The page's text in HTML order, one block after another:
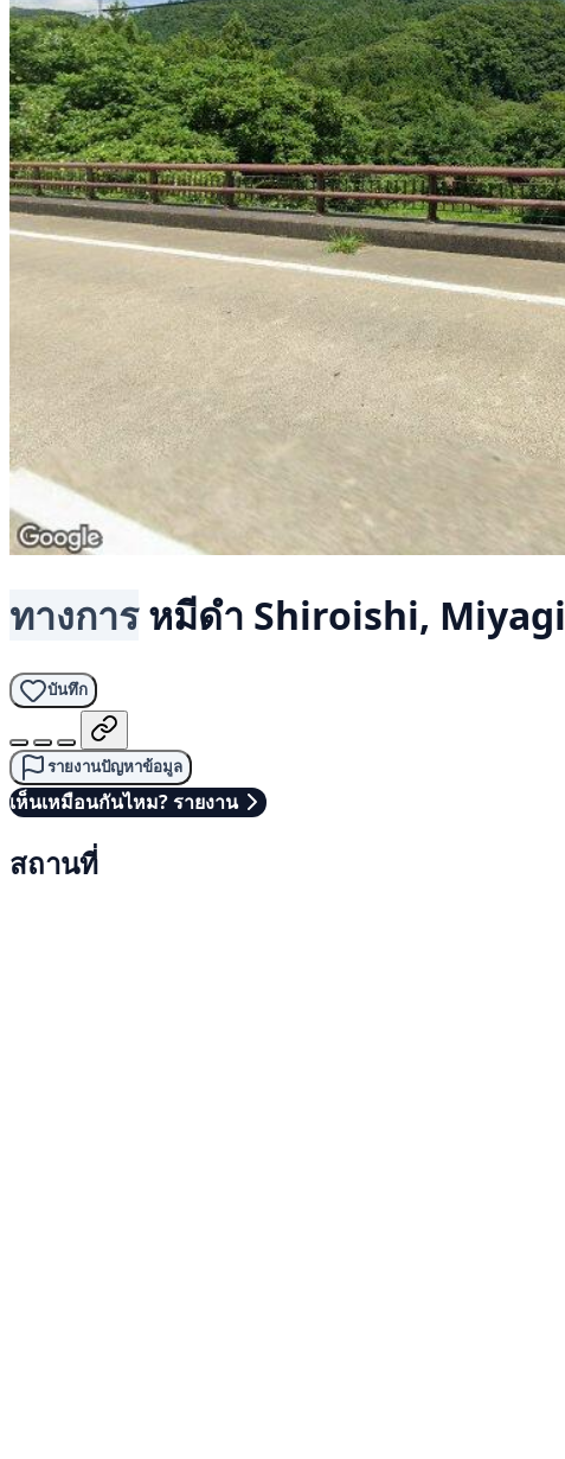
ทางการ หมีดำ Shiroishi, Miyagi
บันทึก
รายงานปัญหาข้อมูล
เห็นเหมือนกันไหม? รายงาน
สถานที่